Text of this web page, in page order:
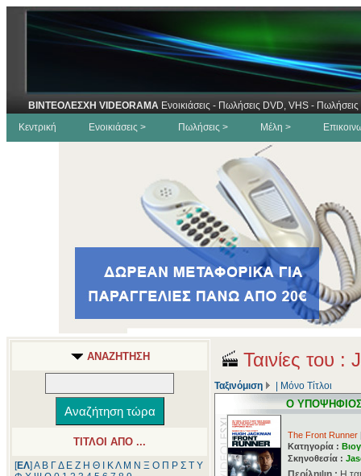
ΒΙΝΤΕΟΛΕΣΧΗ VIDEORAMA Ενοικιάσεις - Πωλήσεις DVD, VHS -
Κεντρική
Ενοικιάσεις > Πωλήσεις > Μέλη >
ΑΝΑΖΗΤΗΣΗ
ΤΙΤΛΟΙ ΑΠΟ ...
[ΕΛ] Α Β ΓΔ Ε Ζ Η Θ ΚΛ Μ Ν Ξ Ο Π Ρ Σ Τ Υ
Ταινίες του
Ταξινόμιση Μόνο Τίτλοι
Ο
The Front Runner
Κατηγορία :
Σκηνοθεσία :